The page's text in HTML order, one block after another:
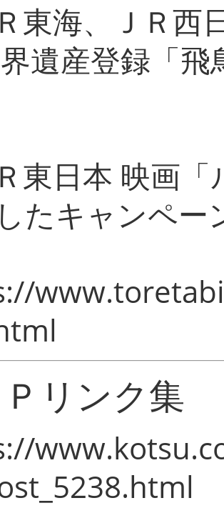
東海、ＪＲ西
遺産登録「
東日本 映画
たキャンペー
リンク集